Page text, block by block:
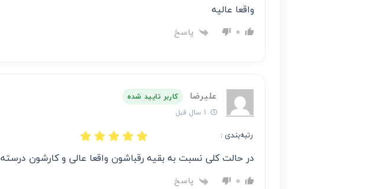
واقعا عالیه
0 پاسخ
علیرضا
کاربر تایید شده
رتبه‌بندی :
در حالت کلی نسبت به بقیه رقباشون واقعا عالی و کارشون درسته
0 پاسخ